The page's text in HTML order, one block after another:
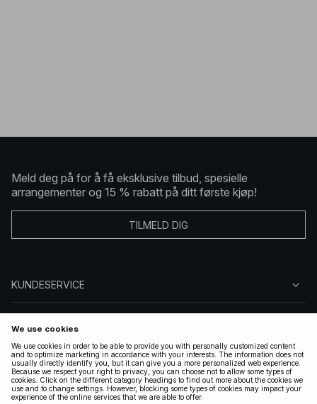
Meld deg på for å få eksklusive tilbud, spesielle
arrangementer og 15 % rabatt på ditt første kjøp!
TILMELD DIG
KUNDESERVICE
FØLG OSS
LOVLIG